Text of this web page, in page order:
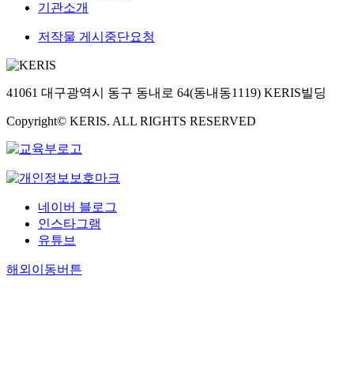
기관소개
저작물 게시중단요청
41061 대구광역시 동구 동내로 64(동내동1119) KERIS빌딩
Copyright© KERIS. ALL RIGHTS RESERVED
네이버 블로그
인스타그램
유튜브
해외이동버튼